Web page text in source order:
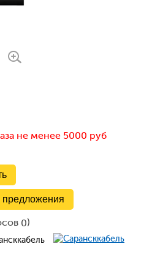
не менее 5000 руб
предложения
0)